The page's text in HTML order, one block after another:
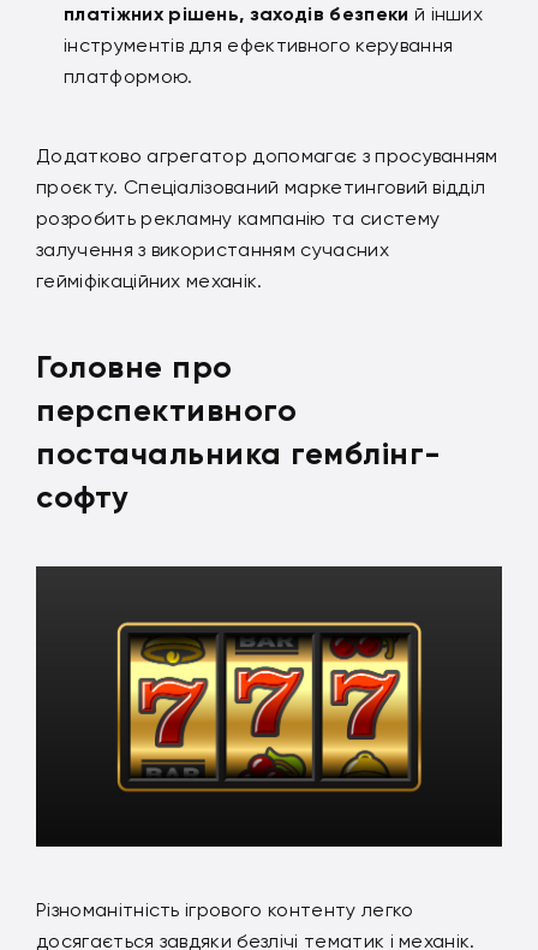
платіжних рішень, заходів безпеки й інших
інструментів для ефективного керування
платформою.
Додатково агрегатор допомагає з просуванням
проєкту. Спеціалізований маркетинговий відділ
розробить рекламну кампанію та систему
залучення з використанням сучасних
гейміфікаційних механік.
Головне про
перспективного
постачальника гемблінг-
софту
Різноманітність ігрового контенту легко
досягається завдяки безлічі тематик і механік.